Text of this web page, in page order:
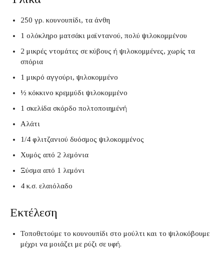
250 γρ. κουνουπίδι, τα άνθη
1 ολόκληρο ματσάκι μαϊντανού, πολύ ψιλοκομμένου
2 μικρές ντομάτες σε κύβους ή ψιλοκομμένες, χωρίς τα
σπόρια
1 μικρό αγγούρι, ψιλοκομμένο
½ κόκκινο κρεμμύδι ψιλοκομμένο
1 σκελίδα σκόρδο πολτοποιημένή
Αλάτι
1/4 φλιτζανιού δυόσμος ψιλοκομμένος
Χυμός από 2 λεμόνια
Ξύσμα από 1 λεμόνι
4 κ.σ. ελαιόλαδο
Εκτέλεση
Τοποθετούμε το κουνουπίδι στο μούλτι και το ψιλοκόβουμε
μέχρι να μοιάζει με ρύζι σε υφή.